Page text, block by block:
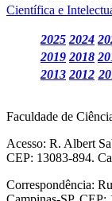
Científica e
2025 2024
2019 2018
2013 2012
Faculdade de
Acesso: R. Albert
CEP: 13083-894.
Correspondência: